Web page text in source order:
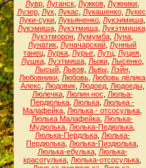
Лувр Луганск Лужков Лужники
Лузер, Лук, Лукас Лукашенко, Лукес
Луки-суки Лукьяненко Лукэимиша
Лукэмиша, Лукэтмиша, Лукэтмишка,
Лукэтморон Лумумба Луна
Лунатик Луначарский Лунный
танец Лурка Лурье Лутц Луция
Лушка, Луэтмиша, Лыжи, Лысенко,
Лысый, Львов, Львы, Лэйн,
Любовники Любовь Любовь лёлика
Алекс
Людовик, Людоед, Людоеды,
Люлечка, Люлин нос
Люльа-
Пердюлька Люлька Люлька -
Малафейка Люлька - отсосулька
Люлька Малафейка Люлька-
Мудюлька Люлька-Педюлька
Люлька-Пердлька, Люлька-
Пердюлька Люлька-Пиздюлька
Люлька-ебулька, Люлька-
красотулька Люлька-отсосулька